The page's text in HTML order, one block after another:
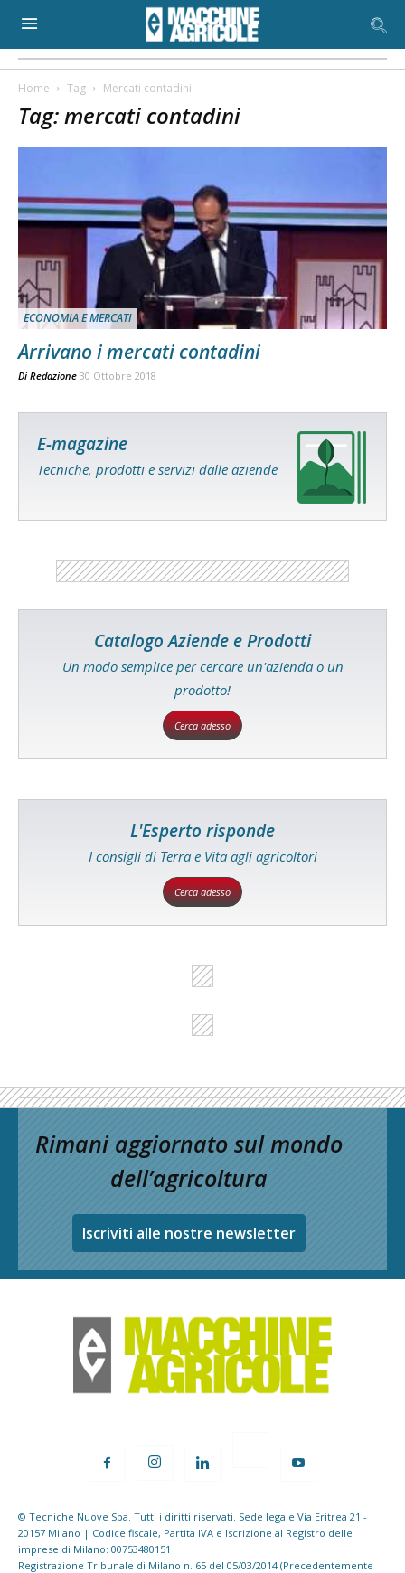
Home Tag Mercati contadini
Tag: mercati contadini
ECONOMIA E MERCATI
Arrivano i mercati contadini
Di Redazione 30 Ottobre 2018
E-magazine
Tecniche, prodotti e servizi dalle aziende
Catalogo Aziende e Prodotti
Un modo semplice per cercare un'azienda o un
prodotto!
Cerca adesso
L'Esperto risponde
I consigli di Terra e Vita agli agricoltori
Cerca adesso
Rimani aggiornato sul mondo
dell’agricoltura
Iscriviti alle nostre newsletter
© Tecniche Nuove Spa. Tutti i diritti riservati. Sede legale Via Eritrea 21 -
20157 Milano | Codice fiscale, Partita IVA e Iscrizione al Registro delle
imprese di Milano: 00753480151
Registrazione Tribunale di Milano n. 65 del 05/03/2014 (Precedentemente